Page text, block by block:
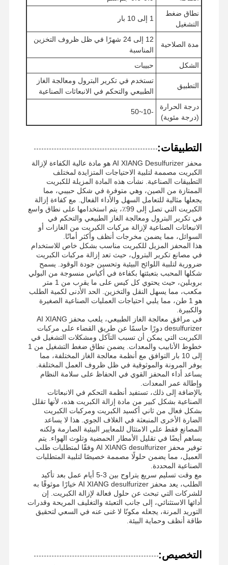
بولي أكريلاميد غير أيوني
الأسمدة المركبة الوقائية ذات الإفراج البطيء
بولي أكريلاميد الموجبة
عامل الهلام للكسر في التحمض
عامل الرواسب عالي الحرارة
إزالة الكبريت
نطاق ضغط
التشغيل
1 إلى 10 بار
مدة الصلاحية
12 إلى 24 شهرًا في ظل ظروف التخزين
المناسبة
الشكل
حبيبات
التطبيق
تستخدم في تكرير البترول ومعالجة الغاز
الطبيعي والتحكم في الانبعاثات الصناعية
درجة الحرارة
(درجة مئوية)
-10~50
التطبيقات:
محفز AI XIANG Desulfurizer هو مادة عالية الكفاءة لإزالة
الكبريت مصممة لتلبية الاحتياجات المتزايدة لمختلف
التطبيقات الصناعية. نشأت هذه المادة المزيلة للكبريت
الممتازة من الصين، وهي متوفرة في شكل حبيبي، مما
يجعلها مثالية للتعامل السهل والأداء الفعال. مع كفاءة إزالة
الكبريت التي تصل إلى 99٪، يتم استخدامها على نطاق واسع
في تكرير البترول ومعالجة الغاز الطبيعي والتحكم في
الانبعاثات الصناعية لإزالة مركبات الكبريت من الغازات أو
السوائل، مما يضمن مخرجات أنظف وأكثر أمانًا.
هذا المحفز المزيل للكبريت مناسب بشكل خاص للاستخدام
في مصانع تكرير البترول، حيث تعد إزالة مركبات الكبريت
ضرورية لتلبية اللوائح البيئية وتحسين جودة الوقود. يسمح
شكلها المحبب بتعبئتها بكفاءة في أكياس منسوجة من البولي
بروبلين، حيث يحتوي كل كيس على ما يقرب من 1 متر
مكعب، مما يسهل النقل والتخزين. الحد الأدنى لكمية الطلب
هو 1 طن، مما يلبي احتياجات العمليات الصناعية الصغيرة
والكبيرة.
في مرافق معالجة الغاز الطبيعي، يلعب محفز AI XIANG
desulfurizer دورًا حاسمًا عن طريق القضاء على مركبات
الكبريت التي يمكن أن تسبب التآكل ومشكلات التشغيل في
خطوط الأنابيب والمعدات. يضمن نطاق ضغط التشغيل من 1
إلى 10 بار التوافق مع أنظمة معالجة الغاز المختلفة، مما
يوفر المرونة والموثوقية في ظل ظروف العمل المختلفة.
يساعد أداء المحفز القوي في الحفاظ على سلامة النظام
وإطالة عمر المعدات.
بالإضافة إلى ذلك، تستفيد أنظمة التحكم في الانبعاثات
الصناعية بشكل كبير من مادة إزالة الكبريت هذه، لأنها تقلل
بشكل فعال من ثاني أكسيد الكبريت ومركبات الكبريت
الضارة الأخرى المنبعثة في الغلاف الجوي. هذا لا يساعد
المصانع فقط على الامتثال للمعايير البيئية الصارمة ولكنه
يساهم أيضًا في تقليل الأمطار الحمضية وتلوث الهواء. يتم
توفير محفز AI XIANG desulfurizer وفقًا لمتطلبات طلب
العميل، مما يضمن حلولًا مصممة خصيصًا لتلبية المتطلبات
الصناعية المحددة.
مع وقت تسليم سريع يتراوح بين 3-5 أيام عمل بعد تأكيد
الطلب، يعد محفز AI XIANG desulfurizer خيارًا موثوقًا به
للشركات التي تبحث عن حلول فعالة لإزالة الكبريت. إن
أدائها الاستثنائي، إلى جانب التعبئة والتغليف المريحة وقدرات
التوريد المرنة، يجعله مكونًا لا غنى عنه في السعي لتحقيق
طاقة أنظف وحماية البيئة.
التخصيص: